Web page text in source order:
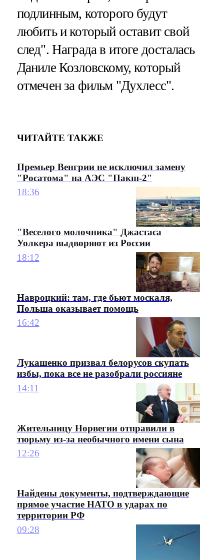
подлинным, которого будут
любить и который оставит свой
след". Награда в итоге досталась
Даниле Козловскому, который
отмечен за фильм "Духлесс".
ЧИТАЙТЕ ТАКЖЕ
Премьер Венгрии не исключил замену
"Росатома" на АЭС "Пакш-2"
18:36
"Веселого молочника" Джастаса
Уолкера выдворяют из России
18:12
Навроцкий: там, где бьют москаля,
Польша оказывает помощь
16:42
Лукашенко призвал белорусов скупать
избы, пока все не разобрали россияне
14:11
Жительницу Норвегии отправили в
тюрьму из-за необычного имени сына
12:26
Найдены документы, подтверждающие
прямое участие НАТО в ударах по
территории РФ
09:28